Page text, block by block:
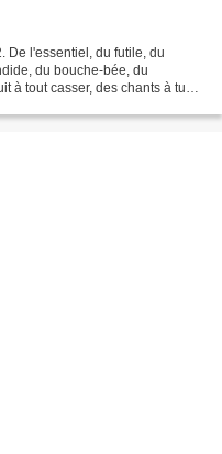
De l'essentiel, du futile, du
du bouche-bée, du
à tout casser, des chants à tue-